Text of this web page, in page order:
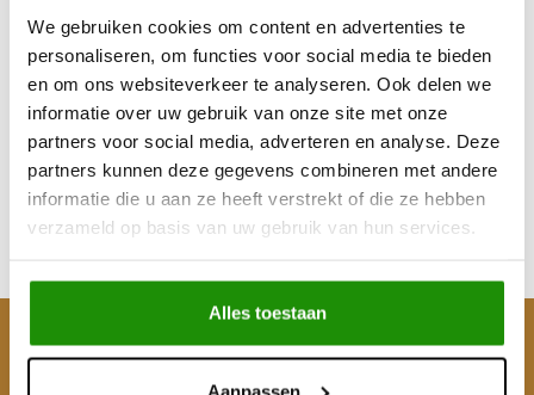
We gebruiken cookies om content en advertenties te
personaliseren, om functies voor social media te bieden
en om ons websiteverkeer te analyseren. Ook delen we
informatie over uw gebruik van onze site met onze
partners voor social media, adverteren en analyse. Deze
partners kunnen deze gegevens combineren met andere
informatie die u aan ze heeft verstrekt of die ze hebben
verzameld op basis van uw gebruik van hun services.
Alles toestaan
Aanpassen
WIEL SPACERS (4st)
30MM MERCEDES
SPRINTER VW
CRAFTER 6x130
€168,60
Excl. btw
€204,00
Klantenservice